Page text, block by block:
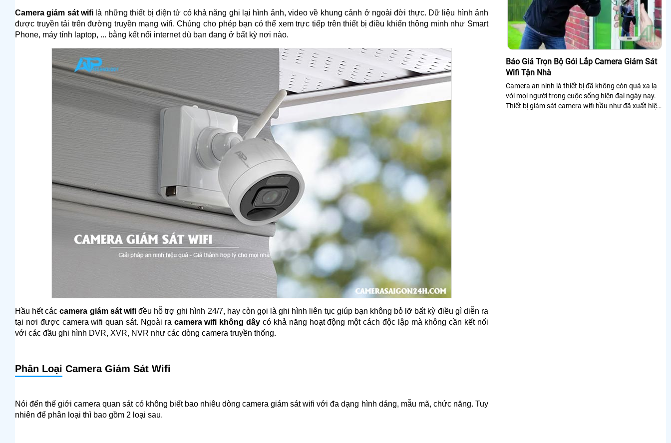
Camera giám sát wifi là những thiết bị điện tử có khả năng ghi lại hình ảnh, video về khung cảnh ở ngoài đời thực. Dữ liệu hình ảnh
được truyền tải trên đường truyền mạng wifi. Chúng cho phép bạn có thể xem trực tiếp trên thiết bị điều khiển thông minh như Smart
Phone, máy tính laptop, ... bằng kết nối internet dù bạn đang ở bất kỳ nơi nào.
Hầu hết cáccamera giám sát wifiđều hỗ trợ ghi hình 24/7, hay còn gọi là ghi hình liên tục giúp bạn không bỏ lỡ bất kỳ điều gì diễn ra
tại nơi được camera wifi quan sát. Ngoài ra camera wifi không dây có khả năng hoạt động một cách độc lập mà không cần kết nối
với các đầu ghi hình DVR, XVR, NVR như các dòng camera truyền thống.
Phân Loại Camera Giám Sát Wifi
Nói đến thế giới camera quan sát có không biết bao nhiêu dòng camera giám sát wifi với đa dạng hình dáng, mẫu mã, chức năng. Tuy
nhiên để phân loại thì bao gồm 2 loại sau.
Báo Giá Trọn Bộ Gói Lắp Camera Giám Sát
Wifi Tận Nhà
Camera an ninh là thiết bị đã không còn quá xa lạ
với mọi người trong cuộc sống hiện đại ngày nay.
Thiết bị giám sát camera wifi hầu như đã xuất hiện